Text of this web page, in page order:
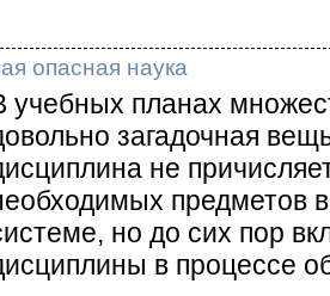
опасная наука
учебных планах
загадочная
не
предметов
но до сих пор
в процессе